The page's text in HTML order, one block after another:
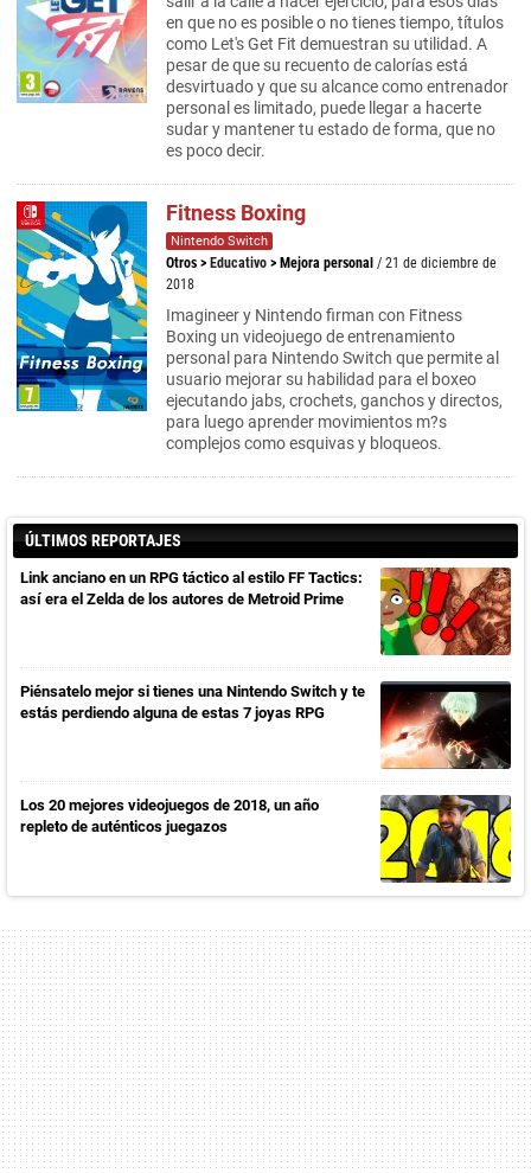
en que no es posible o no tienes tiempo, títulos
como Let's Get Fit demuestran su utilidad. A
pesar de que su recuento de calorías está
desvirtuado y que su alcance como entrenador
personal es limitado, puede llegar a hacerte
sudar y mantener tu estado de forma, que no
es poco decir.
Fitness Boxing
Nintendo Switch
Otros > Educativo > Mejora personal / 21 de diciembre de
2018
Imagineer y Nintendo firman con Fitness
Boxing un videojuego de entrenamiento
personal para Nintendo Switch que permite al
usuario mejorar su habilidad para el boxeo
ejecutando jabs, crochets, ganchos y directos,
para luego aprender movimientos m?s
complejos como esquivas y bloqueos.
ÚLTIMOS REPORTAJES
Link anciano en un RPG táctico al estilo FF Tactics:
así era el Zelda de los autores de Metroid Prime
Piénsatelo mejor si tienes una Nintendo Switch y te
estás perdiendo alguna de estas 7 joyas RPG
Los 20 mejores videojuegos de 2018, un año
repleto de auténticos juegazos